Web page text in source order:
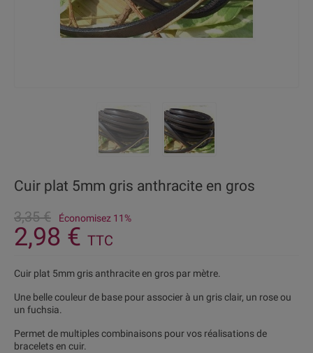
Cuir plat 5mm gris anthracite en gros
3,35 €
Économisez 11%
2,98 € TTC
Cuir plat 5mm gris anthracite en gros par mètre.
Une belle couleur de base pour associer à un gris clair, un rose ou
un fuchsia.
Permet de multiples combinaisons pour vos réalisations de
bracelets en cuir.